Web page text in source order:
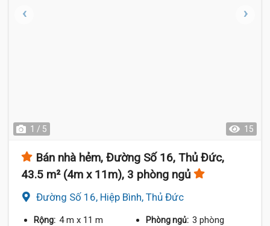
1 / 5 15
Bán nhà hẻm, Đường Số 16, Thủ Đức,
43.5 m² (4m x 11m), 3 phòng ngủ
Đường Số 16, Hiệp Bình, Thủ Đức
Rộng: 4 m x 11 m Phòng ngủ: 3 phòng